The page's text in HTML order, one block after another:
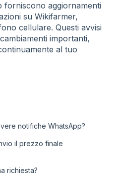
forniscono aggiornamenti
su Wikifarmer,
cellulare. Questi avvisi
importanti,
al tuo
notifiche WhatsApp?
il prezzo finale
richiesta?